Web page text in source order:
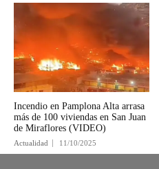
Incendio en Pamplona Alta arrasa
más de 100 viviendas en San Juan
de Miraflores (VIDEO)
Actualidad 11/10/2025